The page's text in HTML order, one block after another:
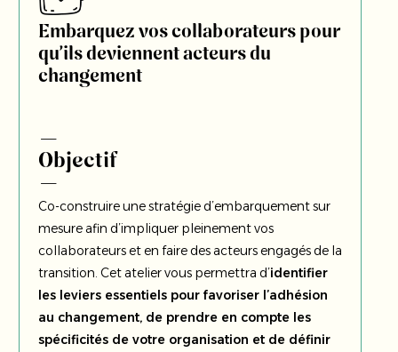
Embarquez vos collaborateurs pour
qu’ils deviennent acteurs du
changement
Objectif
Co-construire une stratégie d’embarquement sur
mesure afin d’impliquer pleinement vos
collaborateurs et en faire des acteurs engagés de la
transition. Cet atelier vous permettra d’identifier
les leviers essentiels pour favoriser l’adhésion
au changement, de prendre en compte les
spécificités de votre organisation et de définir